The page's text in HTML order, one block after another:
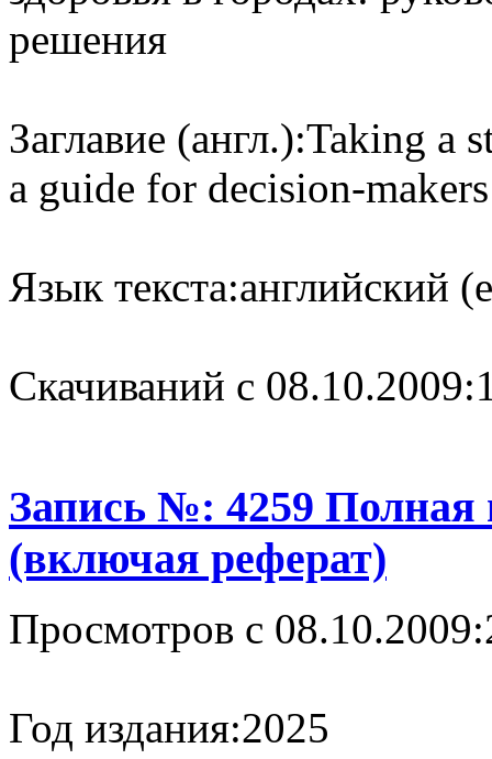
решения
Заглавие (англ.):Taking a
a guide for decision-makers
Язык текста:английский
Cкачиваний с 08.10.2009:
Запись №: 4259 Полная
(включая реферат)
Просмотров с 08.10.2009:
Год издания:2025